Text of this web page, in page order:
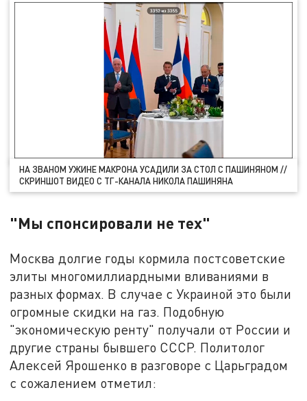
НА ЗВАНОМ УЖИНЕ МАКРОНА УСАДИЛИ ЗА СТОЛ С ПАШИНЯНОМ //
СКРИНШОТ ВИДЕО С ТГ-КАНАЛА НИКОЛА ПАШИНЯНА
"Мы спонсировали не тех"
Москва долгие годы кормила постсоветские
элиты многомиллиардными вливаниями в
разных формах. В случае с Украиной это были
огромные скидки на газ. Подобную
"экономическую ренту" получали от России и
другие страны бывшего СССР. Политолог
Алексей Ярошенко в разговоре с Царьградом
с сожалением отметил: